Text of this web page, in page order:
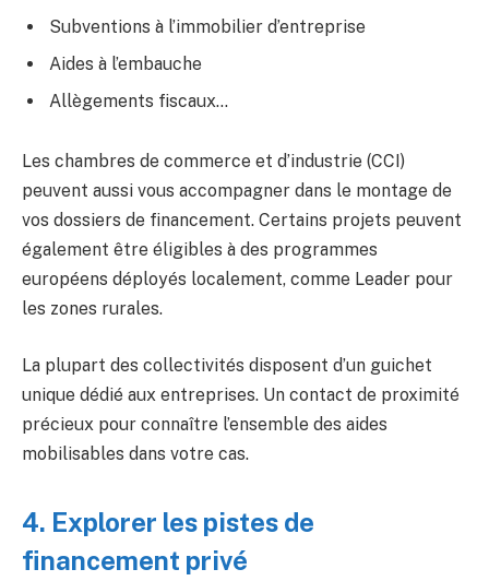
Subventions à l’immobilier d’entreprise
Aides à l’embauche
Allègements fiscaux…
Les chambres de commerce et d’industrie (CCI)
peuvent aussi vous accompagner dans le montage de
vos dossiers de financement. Certains projets peuvent
également être éligibles à des programmes
européens déployés localement, comme Leader pour
les zones rurales.
La plupart des collectivités disposent d’un guichet
unique dédié aux entreprises. Un contact de proximité
précieux pour connaître l’ensemble des aides
mobilisables dans votre cas.
4. Explorer les pistes de
financement privé